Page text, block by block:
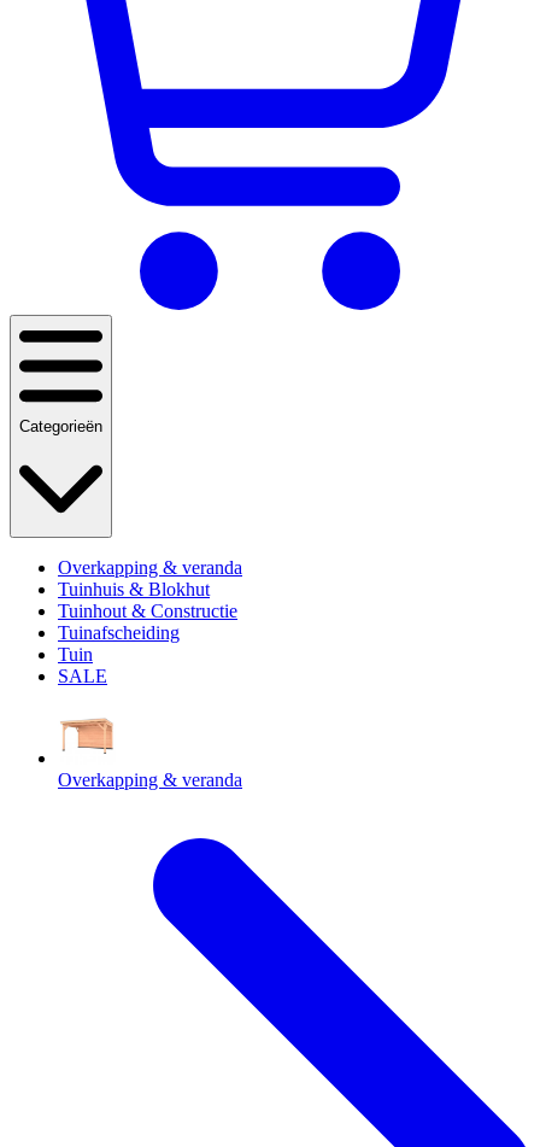
Categorieën
Overkapping & veranda
Tuinhuis & Blokhut
Tuinhout & Constructie
Tuinafscheiding
Tuin
SALE
Overkapping & veranda